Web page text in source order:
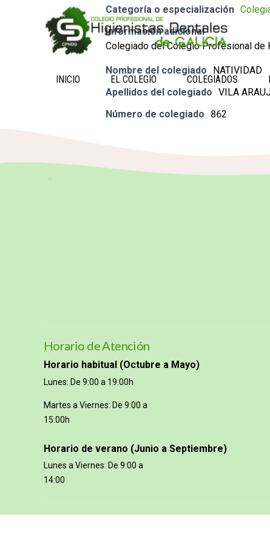
INICIO EL COLEGIO COLEGIADOS
Categoría o especialización
Información adicional
Colegiado del Colegio Profesional de
Nombre del colegiado
NATIVIDAD
Apellidos del colegiado VILA
Número de colegiado
862
Horario de Atención
Horario habitual (Octubre a Mayo)
Lunes: De 9:00 a 19:00h
Martes a Viernes: De 9:00 a
15:00h
Horario de verano (Junio a Septiembre)
Lunes a Viernes: De 9:00 a
14:00